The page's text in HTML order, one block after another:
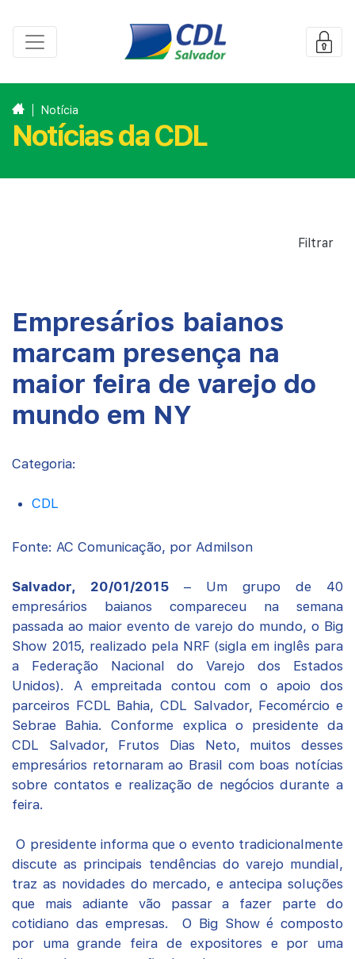
Notícia
Notícias da CDL
Filtrar
Empresários baianos
marcam presença na
maior feira de varejo do
mundo em NY
Categoria:
CDL
Fonte: AC Comunicação, por Admilson
Salvador, 20/01/2015 – Um grupo de 40
empresários baianos compareceu na semana
passada ao maior evento de varejo do mundo, o Big
Show 2015, realizado pela NRF (sigla em inglês para
a Federação Nacional do Varejo dos Estados
Unidos). A empreitada contou com o apoio dos
parceiros FCDL Bahia, CDL Salvador, Fecomércio e
Sebrae Bahia. Conforme explica o presidente da
CDL Salvador, Frutos Dias Neto, muitos desses
empresários retornaram ao Brasil com boas notícias
sobre contatos e realização de negócios durante a
feira.
O presidente informa que o evento tradicionalmente
discute as principais tendências do varejo mundial,
traz as novidades do mercado, e antecipa soluções
que mais adiante vão passar a fazer parte do
cotidiano das empresas. O Big Show é composto
por uma grande feira de expositores e por uma